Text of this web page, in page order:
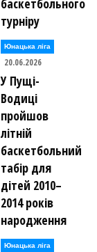
баскетбольного
турніру
Юнацька ліга
20.06.2026
У Пущі-
Водиці
пройшов
літній
баскетбольний
табір для
дітей 2010–
2014 років
народження
Юнацька ліга